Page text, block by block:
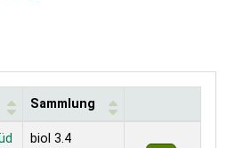
Sammlung
biol 3.4